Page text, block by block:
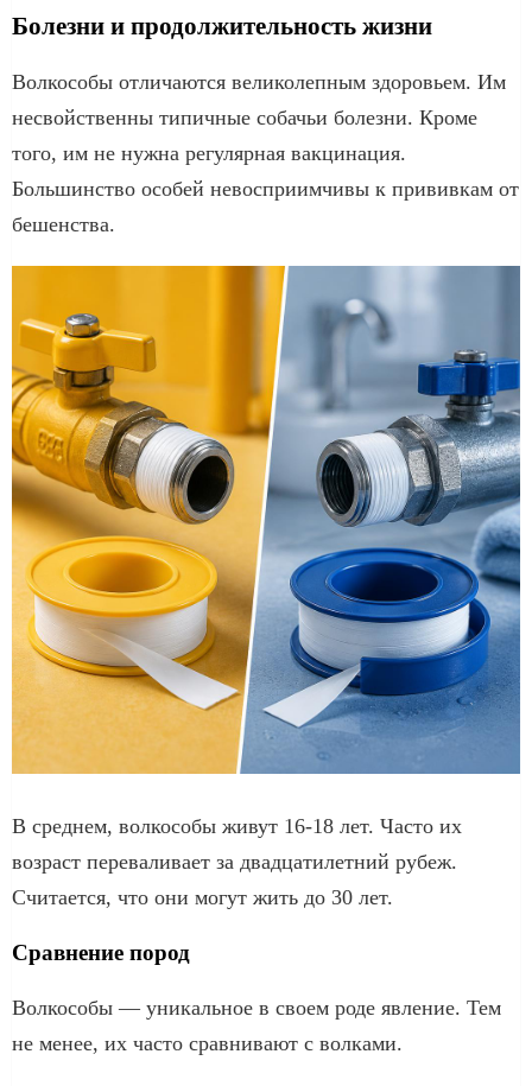
Болезни и продолжительность жизни
Волкособы отличаются великолепным здоровьем. Им
несвойственны типичные собачьи болезни. Кроме
того, им не нужна регулярная вакцинация.
Большинство особей невосприимчивы к прививкам от
бешенства.
В среднем, волкособы живут 16-18 лет. Часто их
возраст переваливает за двадцатилетний рубеж.
Считается, что они могут жить до 30 лет.
Сравнение пород
Волкособы — уникальное в своем роде явление. Тем
не менее, их часто сравнивают с волками.